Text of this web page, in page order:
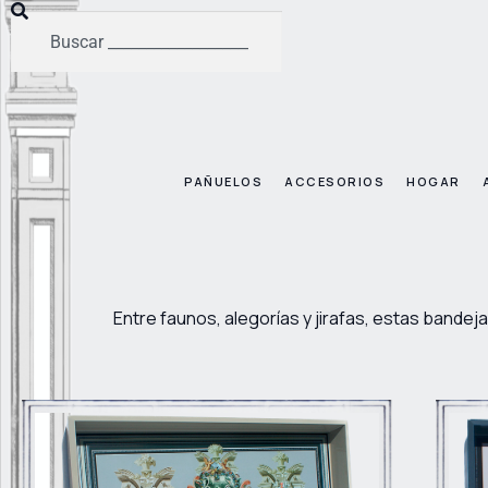
PAÑUELOS ACCESORIOS HOGAR
Entre faunos, alegorías y jirafas, estas